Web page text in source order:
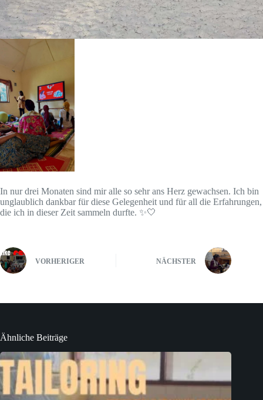
In nur drei Monaten sind mir alle so sehr ans Herz gewachsen. Ich bin
unglaublich dankbar für diese Gelegenheit und für all die Erfahrungen,
die ich in dieser Zeit sammeln durfte. ✨🤍
VORHERIGER NÄCHSTER
Ähnliche Beiträge